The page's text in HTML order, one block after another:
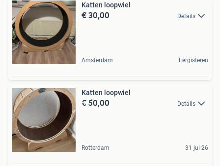
Katten loopwiel
€ 30,00 Details
Amsterdam Eergisteren
Katten loopwiel
€ 50,00 Details
Rotterdam 31 jul 26